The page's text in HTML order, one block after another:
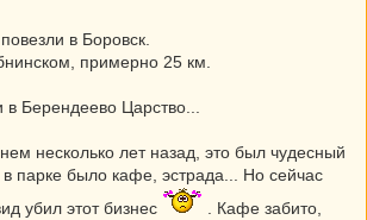
в Боровск.
примерно 25 км.
Берендеево Царство...
несколько лет назад, это был чудесный
в парке было кафе, эстрада... Но сейчас
убил этот бизнес
. Кафе забито,